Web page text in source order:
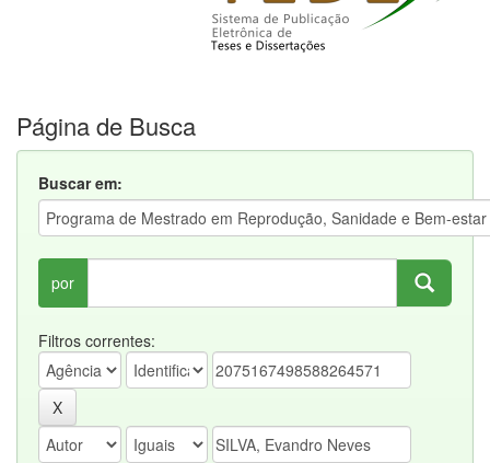
Página de Busca
Buscar em:
por
Filtros correntes: